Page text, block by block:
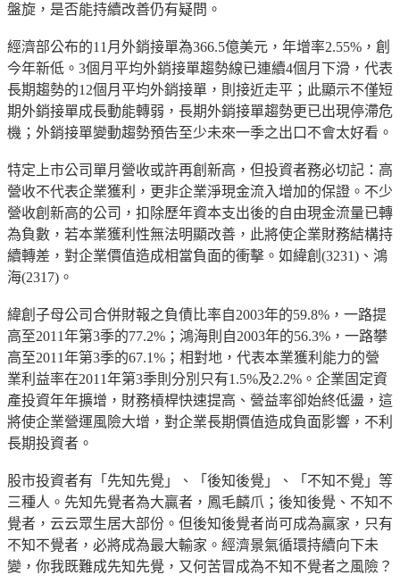
盤旋，是否能持續改善仍有疑問。
經濟部公布的11月外銷接單為366.5億美元，年增率2.55%，創
今年新低。3個月平均外銷接單趨勢線已連續4個月下滑，代表
長期趨勢的12個月平均外銷接單，則接近走平；此顯示不僅短
期外銷接單成長動能轉弱，長期外銷接單趨勢更已出現停滯危
機；外銷接單變動趨勢預告至少未來一季之出口不會太好看。
特定上市公司單月營收或許再創新高，但投資者務必切記：高
營收不代表企業獲利，更非企業淨現金流入增加的保證。不少
營收創新高的公司，扣除歷年資本支出後的自由現金流量已轉
為負數，若本業獲利性無法明顯改善，此將使企業財務結構持
續轉差，對企業價值造成相當負面的衝擊。如緯創(3231)、鴻
海(2317)。
緯創子母公司合併財報之負債比率自2003年的59.8%，一路提
高至2011年第3季的77.2%；鴻海則自2003年的56.3%，一路攀
高至2011年第3季的67.1%；相對地，代表本業獲利能力的營
業利益率在2011年第3季則分別只有1.5%及2.2%。企業固定資
產投資年年擴增，財務槓桿快速提高、營益率卻始終低盪，這
將使企業營運風險大增，對企業長期價值造成負面影響，不利
長期投資者。
股市投資者有「先知先覺」、「後知後覺」、「不知不覺」等
三種人。先知先覺者為大贏者，鳳毛麟爪；後知後覺、不知不
覺者，云云眾生居大部份。但後知後覺者尚可成為贏家，只有
不知不覺者，必將成為最大輸家。經濟景氣循環持續向下未
變，你我既難成先知先覺，又何苦冒成為不知不覺者之風險？